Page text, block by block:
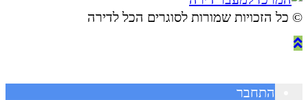
© ​כל הזכויות שמורות לסוגרים הכל לדירה
התחבר